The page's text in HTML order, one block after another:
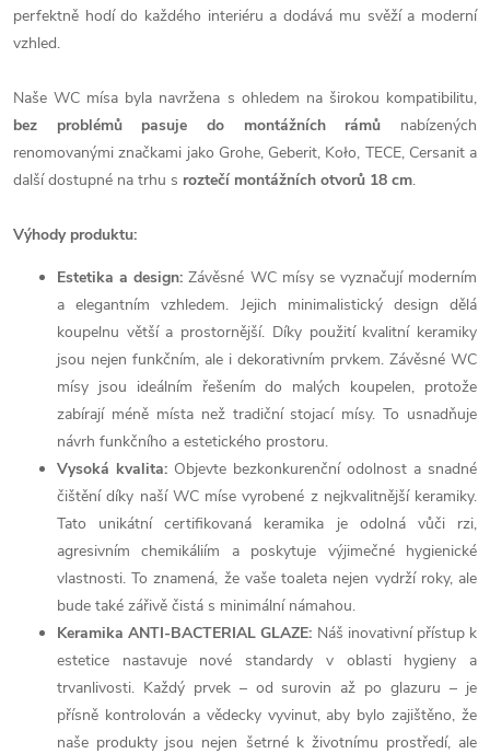
perfektně hodí do každého interiéru a dodává mu svěží a moderní
vzhled.
Naše WC mísa byla navržena s ohledem na širokou kompatibilitu,
bez problémů pasuje do montážních rámů nabízených
renomovanými značkami jako Grohe, Geberit, Koło, TECE, Cersanit a
další dostupné na trhu s roztečí montážních otvorů 18 cm.
Výhody produktu:
Estetika a design: Závěsné WC mísy se vyznačují moderním
a elegantním vzhledem. Jejich minimalistický design dělá
koupelnu větší a prostornější. Díky použití kvalitní keramiky
jsou nejen funkčním, ale i dekorativním prvkem. Závěsné WC
mísy jsou ideálním řešením do malých koupelen, protože
zabírají méně místa než tradiční stojací mísy. To usnadňuje
návrh funkčního a estetického prostoru.
Vysoká kvalita: Objevte bezkonkurenční odolnost a snadné
čištění díky naší WC míse vyrobené z nejkvalitnější keramiky.
Tato unikátní certifikovaná keramika je odolná vůči rzi,
agresivním chemikáliím a poskytuje výjimečné hygienické
vlastnosti. To znamená, že vaše toaleta nejen vydrží roky, ale
bude také zářivě čistá s minimální námahou.
Keramika ANTI-BACTERIAL GLAZE: Náš inovativní přístup k
estetice nastavuje nové standardy v oblasti hygieny a
trvanlivosti. Každý prvek – od surovin až po glazuru – je
přísně kontrolován a vědecky vyvinut, aby bylo zajištěno, že
naše produkty jsou nejen šetrné k životnímu prostředí, ale